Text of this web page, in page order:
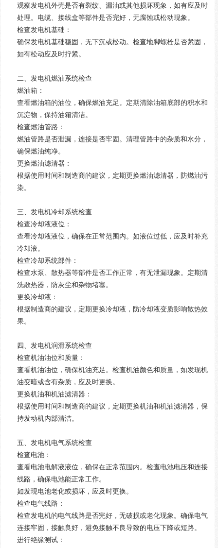
观察发电机外壳是否有裂纹、漏油或其他损坏现象，如有应及时
处理。电缆、接线盒等部件是否完好，无腐蚀或松动现象。
检查发电机基础：
确保发电机基础稳固，无下沉或松动。检查地脚螺栓是否紧固，
如有松动应及时拧紧。
二、发电机燃油系统检查
燃油箱：
查看燃油箱的油位，确保燃油充足。定期清除油箱底部的积水和
沉淀物，保持油箱清洁。
检查燃油管路：
燃油管路是否泄漏，连接是否牢固。清理管路中的杂质和水分，
确保燃油纯净。
更换燃油滤清器：
根据使用时间和制造商的建议，定期更换燃油滤清器，防燃油污
染。
三、发电机冷却系统检查
检查冷却液液位：
查看冷却液液位，确保在正常范围内。如液位过低，应及时补充
冷却液。
检查冷却系统部件：
检查水泵、散热器等部件是否工作正常，有无泄漏现象。定期清
洗散热器，防灰尘和杂物堵塞。
更换冷却液：
根据制造商的建议，定期更换冷却液，防冷却液变质影响散热效
果。
四、发电机润滑系统检查
检查机油油位和质量：
查看机油油位，确保机油充足。检查机油颜色和质量，如发现机
油变暗或含有杂质，应及时更换。
更换机油和机油滤清器：
根据使用时间和制造商的建议，定期更换机油和机油滤清器，保
持发动机内部清洁。
五、发电机电气系统检查
检查电池：
查看电池电解液液位，确保在正常范围内。检查电池电压和连接
线路，确保电池能正常工作。
如发现电池老化或损坏，应及时更换。
检查电气线路：
检查发电机的电气线路是否完好，无破损或老化现象。确保电气
连接牢固，接触良好，避免接触不良导致的电压下降或短路。
进行绝缘测试：